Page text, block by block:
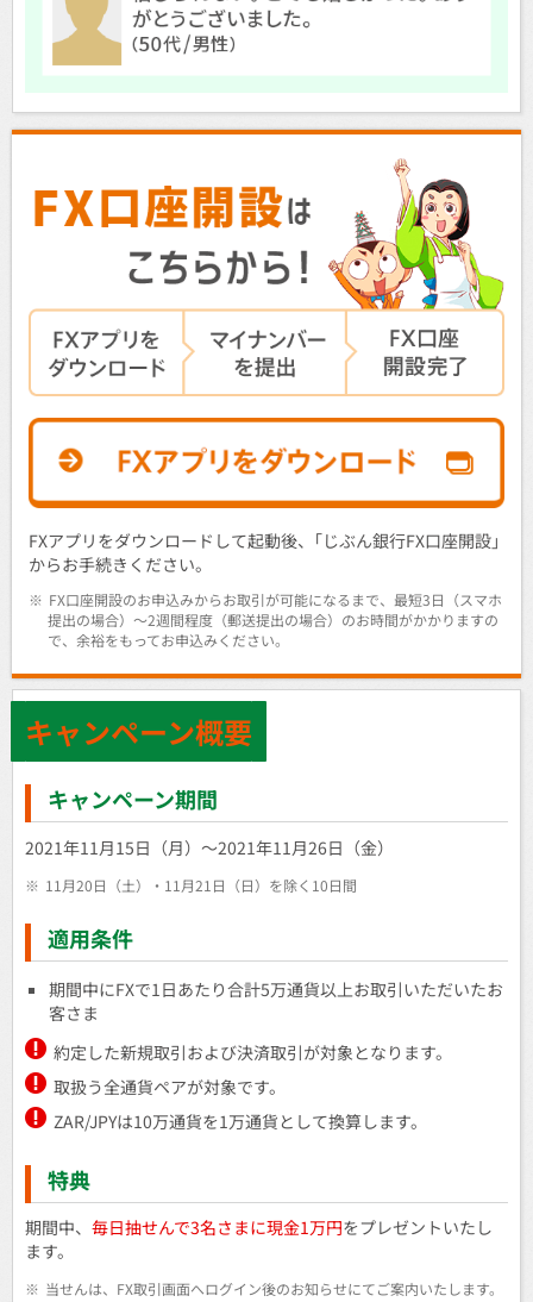
FXアプリをダウンロードして起動後、｢じぶん銀行FX口座開設｣
からお手続きください。
※ FX口座開設のお申込みからお取引が可能になるまで、最短3日（スマホ
提出の場合）～2週間程度（郵送提出の場合）のお時間がかかりますの
で、余裕をもってお申込みください。
キャンペーン概要
キャンペーン期間
2021年11月15日（月）～2021年11月26日（金）
※ 11月20日（土）・11月21日（日）を除く10日間
適用条件
期間中にFXで1日あたり合計5万通貨以上お取引いただいたお
客さま
約定した新規取引および決済取引が対象となります。
取扱う全通貨ペアが対象です。
ZAR/JPYは10万通貨を1万通貨として換算します。
特典
期間中、 毎日抽せんで3名さまに現金1万円をプレゼントいたし
ます。
※ 当せんは、FX取引画面へログイン後のお知らせにてご案内いたします。